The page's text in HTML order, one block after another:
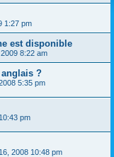
1:27 pm
est disponible
8:22 am
anglais ?
5:35 pm
pm
2008 10:48 pm